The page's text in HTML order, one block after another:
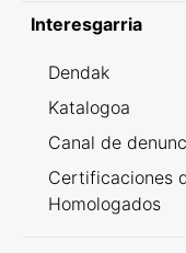
Interesgarria
Dendak
Katalogoa
Canal de
Certificaciones
Homologados